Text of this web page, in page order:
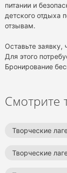
питании и
детского отдыха
отзывам.
Оставьте заявку,
Для этого
Бронирование
Смотрите
Творческие
Творческие